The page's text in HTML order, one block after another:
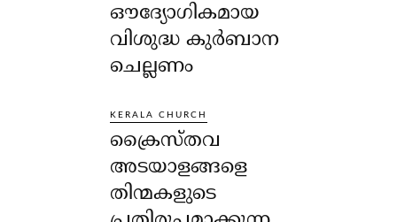
ഔദ്യോഗികമായ
വിശുദ്ധ കുർബാന
ചെല്ലണം
KERALA CHURCH
ക്രൈസ്തവ
അടയാളങ്ങളെ
തിന്മകളുടെ